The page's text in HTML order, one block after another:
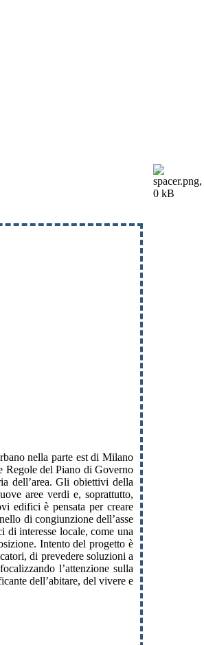
nella parte est di Milano
Regole del Piano di Governo
dell’area. Gli obiettivi della
aree verdi e, soprattutto,
edifici è pensata per creare
di congiunzione dell’asse
di interesse locale, come una
Intento del progetto è
di prevedere soluzioni a
l’attenzione sulla
dell’abitare, del vivere e